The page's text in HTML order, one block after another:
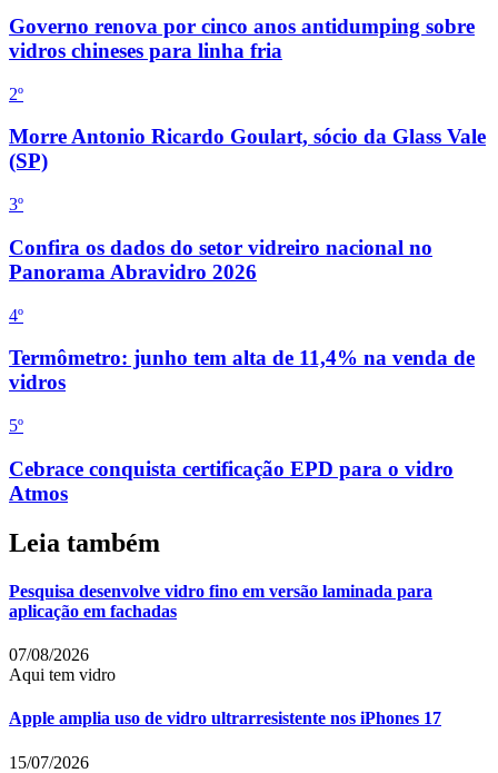
Governo renova por cinco anos antidumping sobre
vidros chineses para linha fria
2º
Morre Antonio Ricardo Goulart, sócio da Glass Vale
(SP)
3º
Confira os dados do setor vidreiro nacional no
Panorama Abravidro 2026
4º
Termômetro: junho tem alta de 11,4% na venda de
vidros
5º
Cebrace conquista certificação EPD para o vidro
Atmos
Leia também
Pesquisa desenvolve vidro fino em versão laminada para
aplicação em fachadas
07/08/2026
Aqui tem vidro
Apple amplia uso de vidro ultrarresistente nos iPhones 17
15/07/2026